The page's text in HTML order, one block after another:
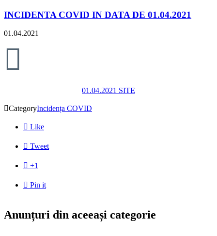
INCIDENTA COVID IN DATA DE 01.04.2021
01.04.2021

01.04.2021 SITE
CategoryIncidența COVID
 Like
 Tweet
 +1
 Pin it
Anunțuri din aceeași categorie